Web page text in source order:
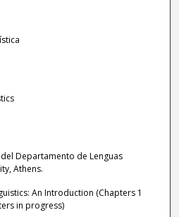
Departamento de Lenguas
Athens.
An Introduction (Chapters 1
in progress)